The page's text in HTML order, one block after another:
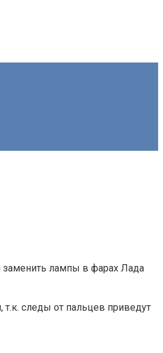
заменить лампы в фарах Лада
т.к. следы от пальцев приведут